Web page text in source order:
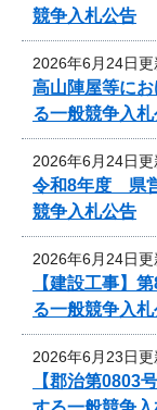
競争入札公告
2026年6月24日更
高山陣屋等に
る一般競争入
2026年6月24日更
令和8年度 県
競争入札公告
2026年6月24日更
【建設工事】
る一般競争入
2026年6月23日更
【郡治第0803